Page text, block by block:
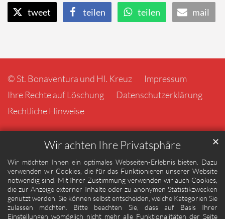
Wir achten Ihre Privatsphäre
Wir möchten Ihnen ein optimales Webseiten-Erlebnis bieten. Dazu
verwenden wir Cookies, die für das Funktionieren unserer Website
notwendig sind. Mit Ihrer Zustimmung verwenden wir auch Cookies,
die zur Anzeige externer Inhalte oder zu anonymen Statistikzwecken
genutzt werden. Sie können selbst entscheiden, welche Kategorien Sie
zulassen möchten. Bitte beachten Sie, dass auf Basis Ihrer
Einstellungen womöglich nicht mehr alle Funktionalitäten der Seite
✕
tweet teilen teilen mail
© St. Bonaventura und Hl. Kreuz
Impressum
Ihre Rechte auf Löschung
Datenschutzerklärung
Rechtliche Hinweise